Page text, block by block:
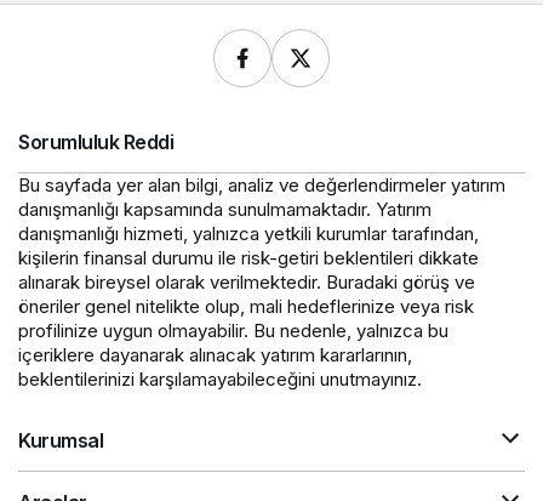
Sorumluluk Reddi
Bu sayfada yer alan bilgi, analiz ve değerlendirmeler yatırım
danışmanlığı kapsamında sunulmamaktadır. Yatırım
danışmanlığı hizmeti, yalnızca yetkili kurumlar tarafından,
kişilerin finansal durumu ile risk-getiri beklentileri dikkate
alınarak bireysel olarak verilmektedir. Buradaki görüş ve
öneriler genel nitelikte olup, mali hedeflerinize veya risk
profilinize uygun olmayabilir. Bu nedenle, yalnızca bu
içeriklere dayanarak alınacak yatırım kararlarının,
beklentilerinizi karşılamayabileceğini unutmayınız.
Kurumsal